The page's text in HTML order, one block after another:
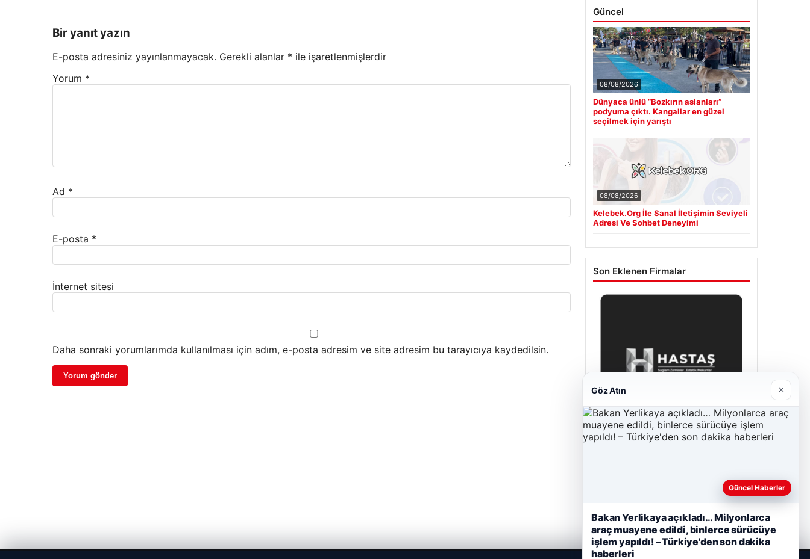
Bir yanıt yazın
E-posta adresiniz yayınlanmayacak. Gerekli alanlar * ile işaretlenmişlerdir
Yorum *
Ad *
E-posta *
İnternet sitesi
Daha sonraki yorumlarımda kullanılması için adım, e-posta adresim ve site adresim bu tarayıcıya kaydedilsin.
Güncel
08/08/2026
Dünyaca ünlü “Bozkırın aslanları”
podyuma çıktı. Kangallar en güzel
seçilmek için yarıştı
08/08/2026
Kelebek.Org İle Sanal İletişimin Seviyeli
Adresi Ve Sohbet Deneyimi
Son Eklenen Firmalar
Göz Atın ×
Güncel Haberler
Bakan Yerlikaya açıkladı… Milyonlarca
araç muayene edildi, binlerce sürücüye
işlem yapıldı! – Türkiye'den son dakika
haberleri